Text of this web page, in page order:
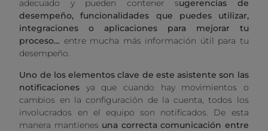
adecuado y pueden contener sugerencias de
desempeño, funcionalidades que puedes utilizar,
integraciones o aplicaciones para mejorar tu
proceso… entre mucha más información útil para tu
desempeño.
Uno de los elementos clave de este asistente son las
notificaciones ya que cuando hay movimientos o
cambios en la configuración de la cuenta, todos los
involucrados en el equipo son notificados. De esta
manera mantienes una correcta comunicación entre